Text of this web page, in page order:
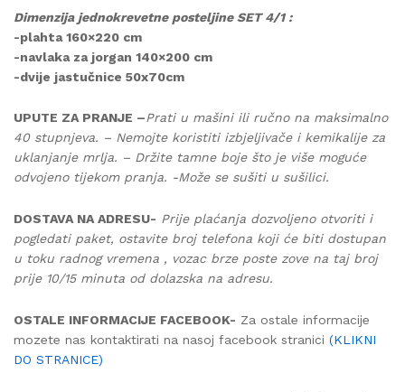
Dimenzija jednokrevetne posteljine SET 4/1 :
-plahta 160×220 cm
-navlaka za jorgan 140×200 cm
-dvije jastučnice 50x70cm
UPUTE ZA PRANJE –Prati u mašini ili ručno na maksimalno
40 stupnjeva. – Nemojte koristiti izbjeljivače i kemikalije za
uklanjanje mrlja. – Držite tamne boje što je više moguće
odvojeno tijekom pranja. -Može se sušiti u sušilici.
DOSTAVA NA ADRESU- Prije plaćanja dozvoljeno otvoriti i
pogledati paket, ostavite broj telefona koji će biti dostupan
u toku radnog vremena , vozac brze poste zove na taj broj
prije 10/15 minuta od dolazska na adresu.
OSTALE INFORMACIJE FACEBOOK- Za ostale informacije
mozete nas kontaktirati na nasoj facebook stranici (KLIKNI
DO STRANICE)